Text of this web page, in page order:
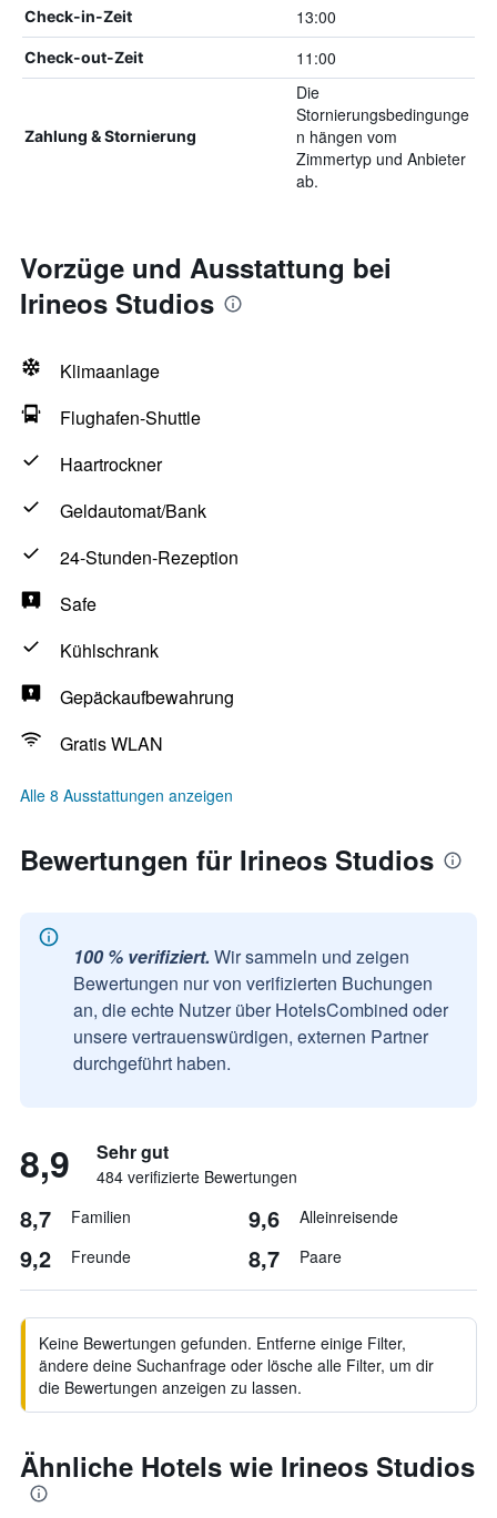
Check-in-Zeit 13:00
Check-out-Zeit 11:00
Zahlung & Stornierung
Die
Stornierungsbedingunge
n hängen vom
Zimmertyp und Anbieter
ab.
Vorzüge und Ausstattung bei
Irineos Studios
Klimaanlage
Flughafen-Shuttle
Haartrockner
Geldautomat/Bank
24-Stunden-Rezeption
Safe
Kühlschrank
Gepäckaufbewahrung
Gratis WLAN
Alle 8 Ausstattungen anzeigen
Bewertungen für Irineos Studios
100 % verifiziert. Wir sammeln und zeigen
Bewertungen nur von verifizierten Buchungen
an, die echte Nutzer über HotelsCombined oder
unsere vertrauenswürdigen, externen Partner
durchgeführt haben.
8,9 Sehr gut
484 verifizierte Bewertungen
8,7 Familien 9,6 Alleinreisende
9,2 Freunde 8,7 Paare
Keine Bewertungen gefunden. Entferne einige Filter,
ändere deine Suchanfrage oder lösche alle Filter, um dir
die Bewertungen anzeigen zu lassen.
Ähnliche Hotels wie Irineos Studios